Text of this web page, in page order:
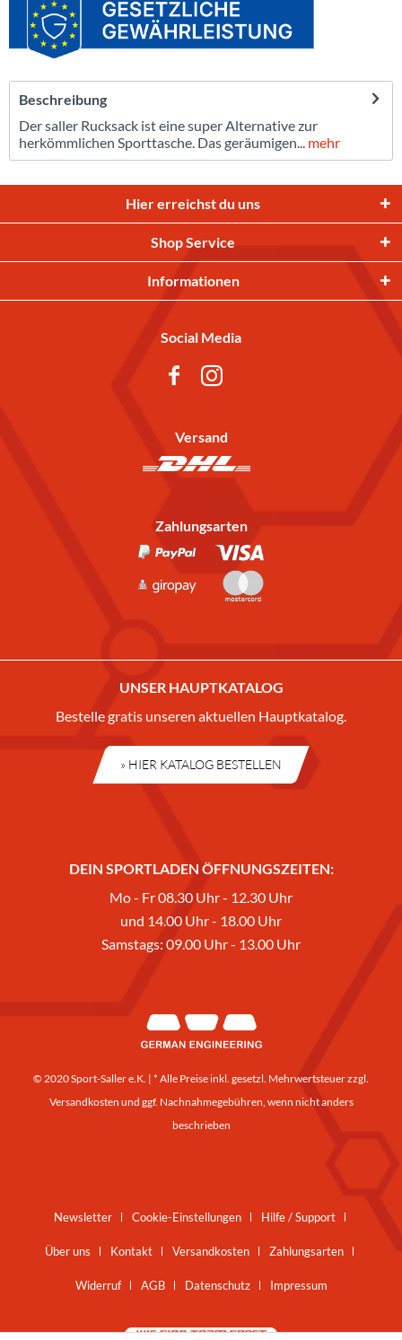
Beschreibung
Der saller Rucksack ist eine super Alternative zur
herkömmlichen Sporttasche. Das geräumigen... mehr
Hier erreichst du uns
Shop Service
Informationen
Social Media
Versand
Zahlungsarten
UNSER HAUPTKATALOG
Bestelle gratis unseren aktuellen Hauptkatalog.
» HIER KATALOG BESTELLEN
DEIN SPORTLADEN ÖFFNUNGSZEITEN:
Mo - Fr 08.30 Uhr - 12.30 Uhr
und 14.00 Uhr - 18.00 Uhr
Samstags: 09.00 Uhr - 13.00 Uhr
© 2020 Sport-Saller e.K. | * Alle Preise inkl. gesetzl. Mehrwertsteuer zzgl.
Versandkosten und ggf. Nachnahmegebühren, wenn nicht anders
beschrieben
Newsletter Cookie-Einstellungen Hilfe / Support
Über uns Kontakt Versandkosten Zahlungsarten
Widerruf AGB Datenschutz Impressum